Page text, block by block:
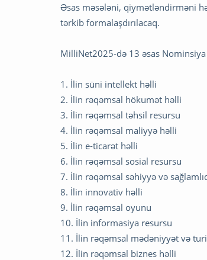
Əsas məsələni, qiymətləndirməni
tərkib formalaşdırılacaq.
MilliNet2025-də 13 əsas
1. İlin süni intellekt həlli
2. İlin rəqəmsal hökumət həlli
3. İlin rəqəmsal təhsil resursu
4. İlin rəqəmsal maliyyə həlli
5. İlin e-ticarət həlli
6. İlin rəqəmsal sosial resursu
7. İlin rəqəmsal səhiyyə və
8. İlin innovativ həlli
9. İlin rəqəmsal oyunu
10. İlin informasiya resursu
11. İlin rəqəmsal mədəniyyət və
12. İlin rəqəmsal biznes həlli